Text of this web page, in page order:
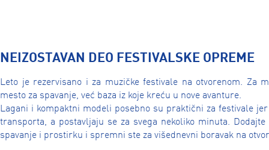
NEIZOSTAVAN DEO FESTIVALSKE OPREME
Leto je rezervisano i za muzičke festivale na otvorenom. Za
mesto za spavanje, već baza iz koje kreću u nove avanture.
Lagani i kompaktni modeli posebno su praktični za festivale
transporta, a postavljaju se za svega nekoliko minuta.
spavanje i prostirku i spremni ste za višednevni boravak na